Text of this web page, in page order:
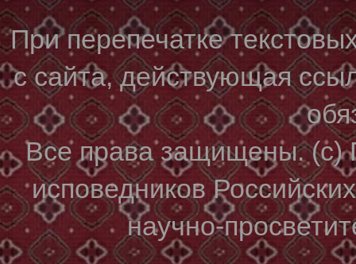
При перепечатке
с сайта, действующая
Все права защищены. (с)
исповедников
научно-